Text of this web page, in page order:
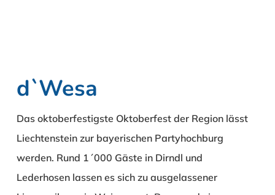
d`Wesa
Das oktoberfestigste Oktoberfest der Region lässt
Liechtenstein zur bayerischen Partyhochburg
werden. Rund 1´000 Gäste in Dirndl und
Lederhosen lassen es sich zu ausgelassener